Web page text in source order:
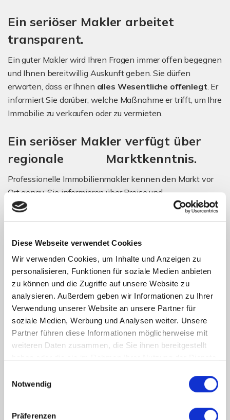
Diese Webseite verwendet Cookies
Wir verwenden Cookies, um Inhalte und Anzeigen zu
personalisieren, Funktionen für soziale Medien anbieten
zu können und die Zugriffe auf unsere Website zu
analysieren. Außerdem geben wir Informationen zu Ihrer
Verwendung unserer Website an unsere Partner für
soziale Medien, Werbung und Analysen weiter. Unsere
Partner führen diese Informationen möglicherweise mit
weiteren Daten zusammen, die Sie ihnen bereitgestellt
Notwendig
Präferenzen
Ein seriöser Makler arbeitet
transparent.
Ein guter Makler wird Ihren Fragen immer offen begegnen
und Ihnen bereitwillig Auskunft geben. Sie dürfen
erwarten, dass er Ihnen alles Wesentliche offenlegt. Er
informiert Sie darüber, welche Maßnahme er trifft, um Ihre
Immobilie zu verkaufen oder zu vermieten.
Ein seriöser Makler verfügt über
regionale Marktkenntnis.
Professionelle Immobilienmakler kennen den Markt vor
Ort genau. Sie informieren über Preise und
Marktentwicklungen und stehen bereits im Vorfeld mit
Sachkenntnis bei der Bewertung der Immobilie zur
Seriöse Makler arbeiten nur mit
schriftlichem Auftrag.
Seriöse Makler werden nur tätig, wenn sie einen Auftrag
haben. Seriöse Makler sind verpflichtet, nur dann aktiv zu
werden, wenn ihnen ein Auftrag des Eigentümers bzw.
des Kunden vorliegt. Wir empfehlen, alle Vereinbarungen
zwischen dem Kunden und dem Immobilienmakler
werden kann.
Ein seriöser Makler ist bei jeder